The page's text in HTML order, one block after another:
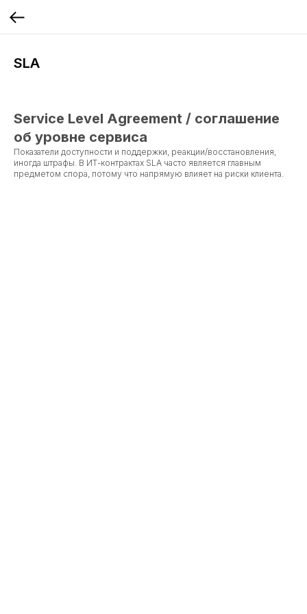
SLA
Service Level Agreement / соглашение
об уровне сервиса
Показатели доступности и поддержки, реакции/восстановления,
иногда штрафы. В ИТ-контрактах SLA часто является главным
предметом спора, потому что напрямую влияет на риски клиента.